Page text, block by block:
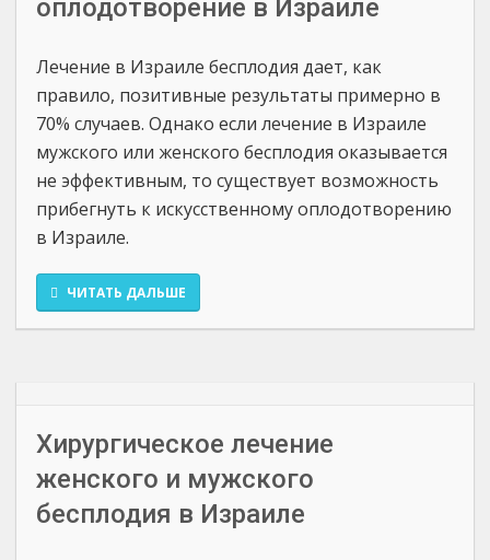
оплодотворение в Израиле
Лечение в Израиле бесплодия дает, как
правило, позитивные результаты примерно в
70% случаев. Однако если лечение в Израиле
мужского или женского бесплодия оказывается
не эффективным, то существует возможность
прибегнуть к искусственному оплодотворению
в Израиле.
ЧИТАТЬ ДАЛЬШЕ
Хирургическое лечение
женского и мужского
бесплодия в Израиле